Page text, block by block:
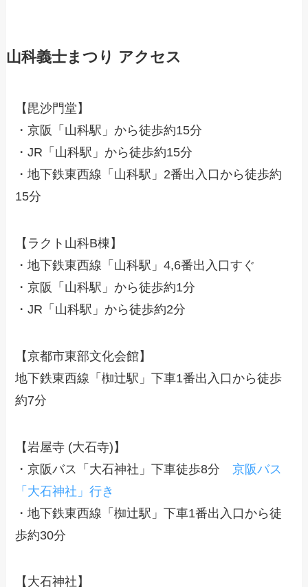
山科義士まつり アクセス
【毘沙門堂】
・京阪「山科駅」から徒歩約15分
・JR「山科駅」から徒歩約15分
・地下鉄東西線「山科駅」2番出入口から徒歩約
15分
【ラクト山科B棟】
・地下鉄東西線「山科駅」4,6番出入口すぐ
・京阪「山科駅」から徒歩約1分
・JR「山科駅」から徒歩約2分
【京都市東部文化会館】
地下鉄東西線「椥辻駅」下車1番出入口から徒歩
約7分
【岩屋寺 (大石寺)】
・京阪バス「大石神社」下車徒歩8分京阪バス
「大石神社」行き
・地下鉄東西線「椥辻駅」下車1番出入口から徒
歩約30分
【大石神社】